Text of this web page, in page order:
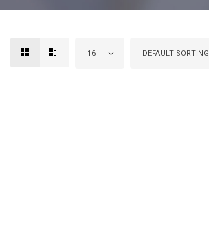
16 DEFAULT SORTING